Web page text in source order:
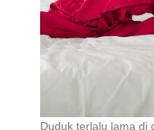
Duduk terlalu lama di